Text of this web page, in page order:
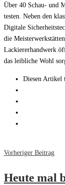
Über 40 Schau- und
testen. Neben den
Digitale
die
Lackiererhandwerk
das leibliche Wohl
Diesen Artikel
Vorheriger Beitrag
Heute mal